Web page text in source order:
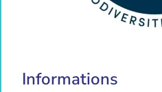
Informations